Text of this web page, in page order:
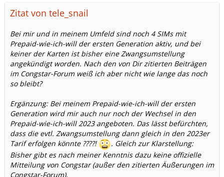
Zitat von tele_snail
Bei mir und in meinem Umfeld sind noch 4 SIMs mit
Prepaid-wie-ich-will der ersten Generation aktiv, und bei
keiner der Karten ist bisher eine Zwangsumstellung
angekündigt worden. Nach den von Dir zitierten Beiträgen
im Congstar-Forum weiß ich aber nicht wie lange das noch
so bleibt?
Ergänzung: Bei meinem Prepaid-wie-ich-will der ersten
Generation wird mir auch nur noch der Wechsel in den
Prepaid-wie-ich-will 2023 angeboten. Das lässt befürchten,
dass die evtl. Zwangsumstellung dann gleich in den 2023er
Tarif erfolgen könnte ????!
. Gleich zur Klarstellung:
Bisher gibt es nach meiner Kenntnis dazu keine offizielle
Mitteilung von Congstar (außer den zitierten Äußerungen im
Congstar-Forum).